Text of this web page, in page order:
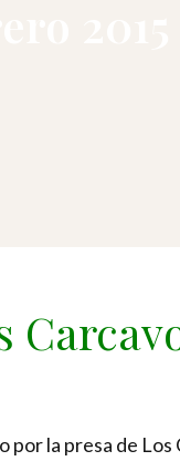
la presa de Los